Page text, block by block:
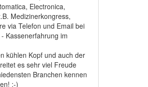
Electronica,
Medizinerkongress,
via Telefon und Email bei
Kassenerfahrung im
kühlen Kopf und auch der
es sehr viel Freude
Branchen kennen
:-)